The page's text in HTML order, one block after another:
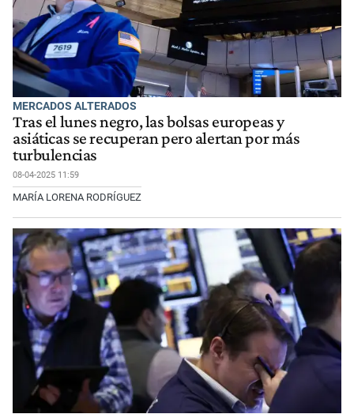
MERCADOS ALTERADOS
Tras el lunes negro, las bolsas europeas y
asiáticas se recuperan pero alertan por más
turbulencias
08-04-2025 11:59
MARÍA LORENA RODRÍGUEZ